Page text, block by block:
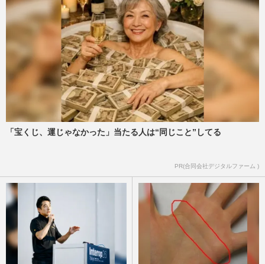
「宝くじ、運じゃなかった」当たる人は“同じこと”してる
PR(合同会社デジタルファーム )